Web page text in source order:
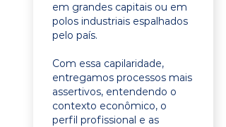
em grandes capitais ou em
polos industriais espalhados
pelo país.
Com essa capilaridade,
entregamos processos mais
assertivos, entendendo o
contexto econômico, o
perfil profissional e as